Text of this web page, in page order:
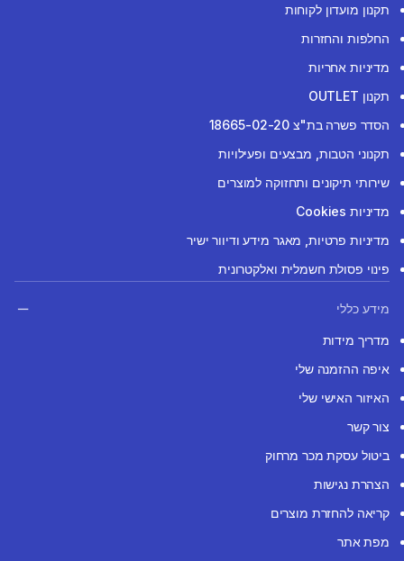
תקנון מועדון לקוחות
החלפות והחזרות
מדיניות אחריות
תקנון OUTLET
הסדר פשרה בת"צ 18665-02-20
תקנוני הטבות, מבצעים ופעילויות
שירותי תיקונים ותחזוקה למוצרים
מדיניות Cookies
מדיניות פרטיות, מאגר מידע ודיוור ישיר
פינוי פסולת חשמלית ואלקטרונית
מידע כללי
מדריך מידות
איפה ההזמנה שלי
האיזור האישי שלי
צור קשר
ביטול עסקת מכר מרחוק
הצהרת נגישות
קריאה להחזרת מוצרים
מפת אתר